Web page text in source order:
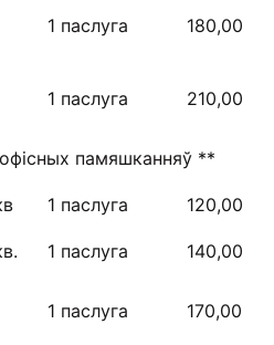
1 паслуга 180,00
1 паслуга 210,00
памяшканняў **
1 паслуга 120,00
1 паслуга 140,00
1 паслуга 170,00